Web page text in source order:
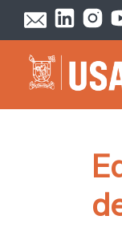
Pasar al contenido